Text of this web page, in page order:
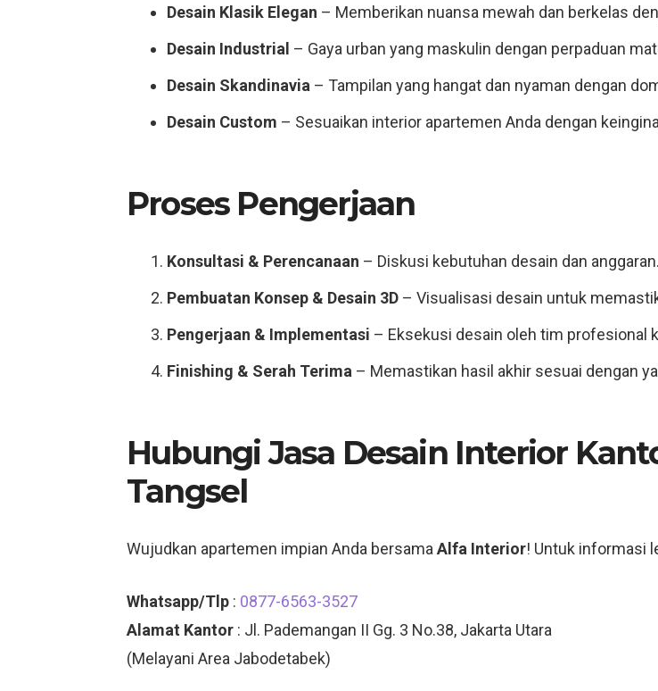
Desain Klasik Elegan – Memberikan nuansa mewah dan berkelas
Desain Industrial – Gaya urban yang maskulin dengan perpaduan
Desain Skandinavia – Tampilan yang hangat dan nyaman dengan
Desain Custom – Sesuaikan interior apartemen Anda dengan
Proses Pengerjaan
Konsultasi & Perencanaan – Diskusi kebutuhan desain dan anggaran.
Pembuatan Konsep & Desain 3D – Visualisasi desain untuk
Pengerjaan & Implementasi – Eksekusi desain oleh tim profesional
Finishing & Serah Terima – Memastikan hasil akhir sesuai dengan
Hubungi Jasa Desain Interior
Tangsel
Wujudkan apartemen impian Anda bersama Alfa Interior! Untuk informasi
Whatsapp/Tlp : 0877-6563-3527
Alamat Kantor : Jl. Pademangan II Gg. 3 No.38, Jakarta Utara
(Melayani Area Jabodetabek)